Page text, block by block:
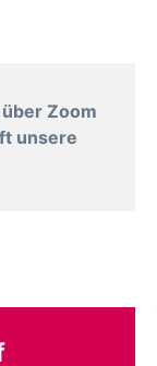
Zoom
unsere